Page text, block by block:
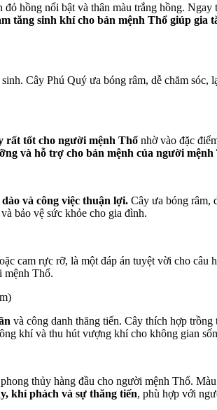
hồng nổi bật và thân màu trắng hồng.
tăng sinh khí cho bản mệnh Thổ giúp gia
Cây Phú Quý ưa bóng râm, dễ chăm
rất tốt cho người mệnh Thổ nhờ vào đặc
và hỗ trợ cho bản mệnh của người mệnh
và công việc thuận lợi. Cây ưa bóng râm,
bảo vệ sức khỏe cho gia đình.
cam rực rỡ, là một đáp án tuyệt vời cho câu
mệnh Thổ.
và công danh thăng tiến. Cây thích hợp
khí và thu hút vượng khí cho không gian
thủy hàng đầu cho người mệnh Thổ.
khí phách và sự thăng tiến, phù hợp với